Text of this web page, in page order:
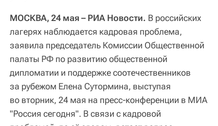
МОСКВА, 24 мая – РИА Новости. В российских
лагерях наблюдается кадровая проблема,
заявила председатель Комиссии Общественной
палаты РФ по развитию общественной
дипломатии и поддержке соотечественников
за рубежом Елена Сутормина, выступая
во вторник, 24 мая на пресс-конференции в МИА
"Россия сегодня". В связи с кадровой